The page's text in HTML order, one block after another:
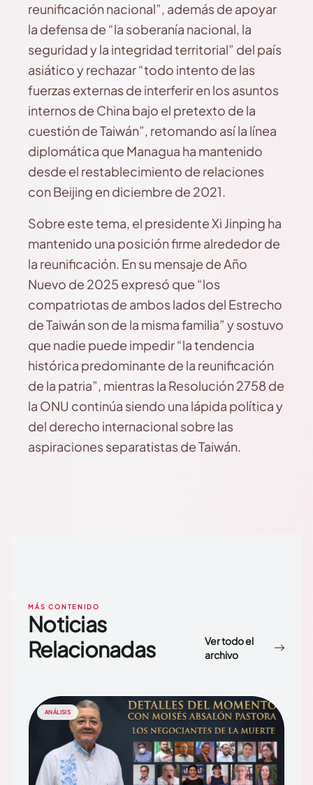
reunificación nacional”, además de apoyar
la defensa de “la soberanía nacional, la
seguridad y la integridad territorial” del país
asiático y rechazar “todo intento de las
fuerzas externas de interferir en los asuntos
internos de China bajo el pretexto de la
cuestión de Taiwán”, retomando así la línea
diplomática que Managua ha mantenido
desde el restablecimiento de relaciones
con Beijing en diciembre de 2021.
Sobre este tema, el presidente Xi Jinping ha
mantenido una posición firme alrededor de
la reunificación. En su mensaje de Año
Nuevo de 2025 expresó que “los
compatriotas de ambos lados del Estrecho
de Taiwán son de la misma familia” y sostuvo
que nadie puede impedir “la tendencia
histórica predominante de la reunificación
de la patria”, mientras la Resolución 2758 de
la ONU continúa siendo una lápida política y
del derecho internacional sobre las
aspiraciones separatistas de Taiwán.
MÁS CONTENIDO
Noticias
Relacionadas
Ver todo el
archivo
ANÁLISIS